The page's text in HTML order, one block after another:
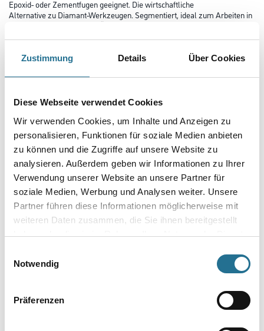
Zustimmung Details Über Cookies
Diese Webseite verwendet Cookies
Wir verwenden Cookies, um Inhalte und Anzeigen zu
personalisieren, Funktionen für soziale Medien anbieten
zu können und die Zugriffe auf unsere Website zu
analysieren. Außerdem geben wir Informationen zu Ihrer
Verwendung unserer Website an unsere Partner für
soziale Medien, Werbung und Analysen weiter. Unsere
Partner führen diese Informationen möglicherweise mit
weiteren Daten zusammen, die Sie ihnen bereitgestellt
haben oder die sie im Rahmen Ihrer Nutzung der Dienste
Notwendig
Präferenzen
Epoxid- oder Zementfugen geeignet. Die wirtschaftliche
Alternative zu Diamant-Werkzeugen. Segmentiert, ideal zum Arbeiten in
Ecken und an Kanten ohne Überschnitt. Schnittbreite ca.
Länge in Millimeter
Breite in millimeter
Höhe in millimeter
Durchmesser in millimeter
Umrechnungsfaktoren